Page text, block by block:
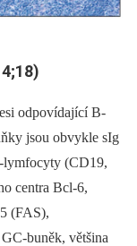
odpovídající B-
jsou obvykle sIg
lymfocyty (CD19,
centra Bcl-6,
(FAS),
buněk, většina